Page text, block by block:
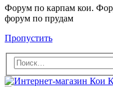
Форум по карпам кои.
форум по прудам
Пропустить